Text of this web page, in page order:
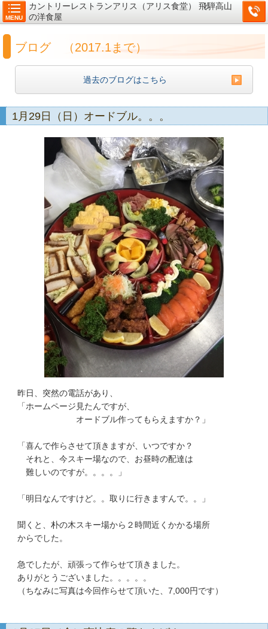
MENU
カントリーレストランアリス（アリス食堂） 飛騨高山
の洋食屋
ブログ （2017.1まで）
過去のブログはこちら
1月29日（日）オードブル。。。
昨日、突然の電話があり、
「ホームページ見たんですが、
オードブル作ってもらえますか？」
「喜んで作らさせて頂きますが、いつですか？
それと、今スキー場なので、お昼時の配達は
難しいのですが。。。。」
「明日なんですけど。。取りに行きますんで。。」
聞くと、朴の木スキー場から２時間近くかかる場所
からでした。
急でしたが、頑張って作らせて頂きました。
ありがとうございました。。。。。
（ちなみに写真は今回作らせて頂いた、7,000円です）